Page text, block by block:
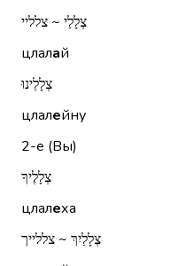
צְלָלַי ~ צלליי
цлалай
צְלָלֵינוּ
цлалейну
2-е (Вы)
צְלָלֶיךָ
цлалеха
צְלָלַיִךְ ~ צללייך